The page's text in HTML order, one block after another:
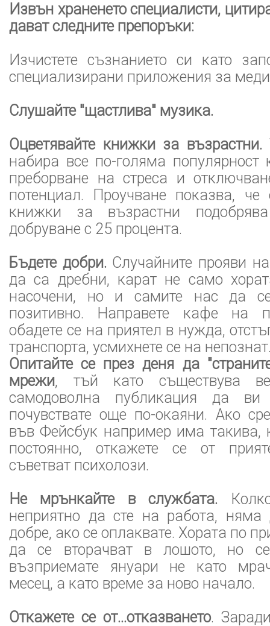
Извън храненето специалисти,
дават следните препоръки:
Изчистете съзнанието си като
специализирани приложения за
Слушайте "щастлива" музика.
Оцветявайте книжки за възрастни.
набира все по-голяма популярност
преборване на стреса и
потенциал. Проучване показва, че
книжки за възрастни
добруване с 25 процента.
Бъдете добри. Случайните прояви
да са дребни, карат не само
насочени, но и самите нас да
позитивно. Направете кафе на
обадете се на приятел в нужда,
транспорта, усмихнете се на
Опитайте се през деня да
мрежи, тъй като съществува
самодоволна публикация да
почувствате още по-окаяни. Ако
във Фейсбук например има такива,
постоянно, откажете се от
съветват психолози.
Не мрънкайте в службата.
неприятно да сте на работа,
добре, ако се оплаквате. Хората по
да се вторачват в лошото, но
възприемате януари не като
месец, а като време за ново начало.
Откажете се от...отказването.